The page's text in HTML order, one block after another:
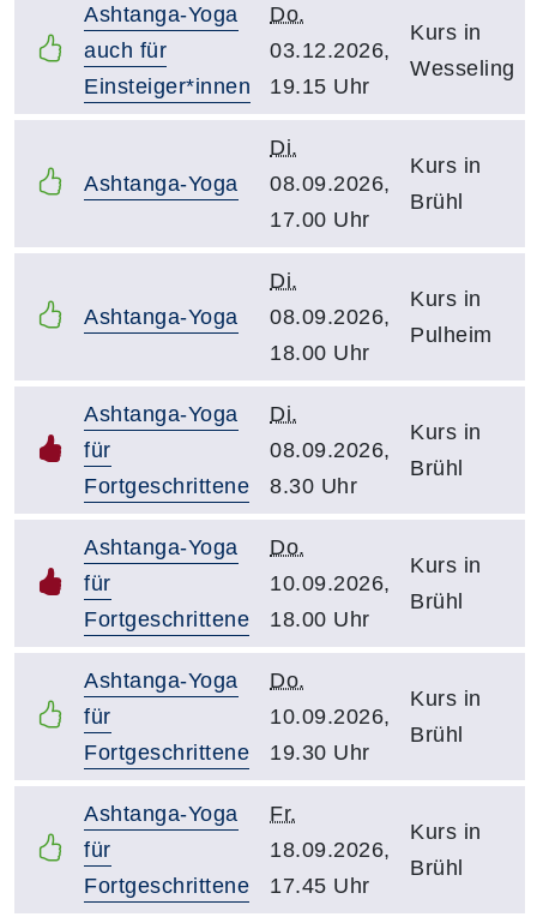
Ashtanga-Yoga
auch für
Einsteiger*innen
Do.
03.12.2026,
19.15 Uhr
Kurs in
Wesseling
Ashtanga-Yoga
Di.
08.09.2026,
17.00 Uhr
Kurs in
Brühl
Ashtanga-Yoga
Di.
08.09.2026,
18.00 Uhr
Kurs in
Pulheim
Ashtanga-Yoga
für
Fortgeschrittene
Di.
08.09.2026,
8.30 Uhr
Kurs in
Brühl
Ashtanga-Yoga
für
Fortgeschrittene
Do.
10.09.2026,
18.00 Uhr
Kurs in
Brühl
Ashtanga-Yoga
für
Fortgeschrittene
Do.
10.09.2026,
19.30 Uhr
Kurs in
Brühl
Ashtanga-Yoga
für
Fortgeschrittene
Fr.
18.09.2026,
17.45 Uhr
Kurs in
Brühl